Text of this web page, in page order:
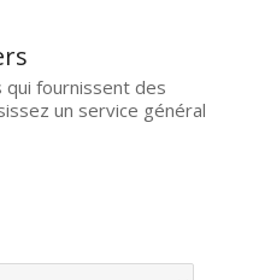
qui fournissent des
un service général